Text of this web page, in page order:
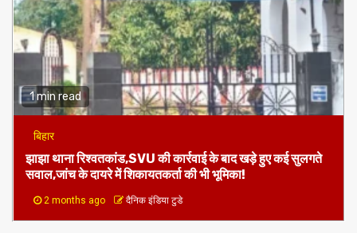
1 min read
बिहार
झाझा थाना रिश्वतकांड,SVU की कार्रवाई के बाद खड़े हुए कई सुलगते
सवाल,जांच के दायरे में शिकायतकर्ता की भी भूमिका!
2 months ago दैनिक इंडिया टुडे